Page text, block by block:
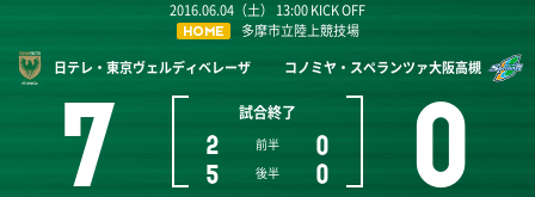
2016.06.04（土） 13:00 KICK OFF
HOME
多摩市立陸上競技場
日テレ・東京ヴェルディベレーザ
コノミヤ・スペランツァ大阪高槻
7 試合終了
2 前半
0
5
後半 0 0